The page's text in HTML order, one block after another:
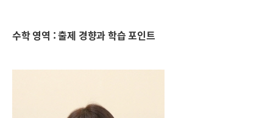
수학 영역 : 출제 경향과 학습 포인트